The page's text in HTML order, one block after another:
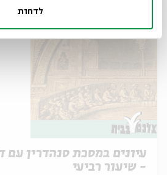
לדחות
עיונים במסכת סנהדרין עם
- שיעור רביעי